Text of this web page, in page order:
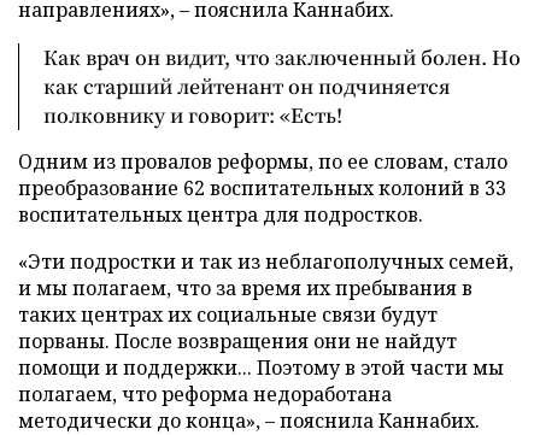
направлениях», – пояснила Каннабих.
Как врач он видит, что заключенный болен. Но
как старший лейтенант он подчиняется
полковнику и говорит: «Есть!
Одним из провалов реформы, по ее словам, стало
преобразование 62 воспитательных колоний в 33
воспитательных центра для подростков.
«Эти подростки и так из неблагополучных семей,
и мы полагаем, что за время их пребывания в
таких центрах их социальные связи будут
порваны. После возвращения они не найдут
помощи и поддержки... Поэтому в этой части мы
полагаем, что реформа недоработана
методически до конца», – пояснила Каннабих.